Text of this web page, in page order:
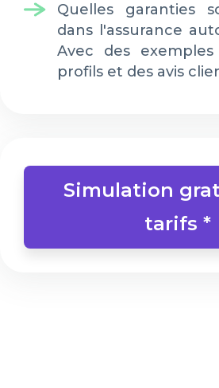
Quelles garanties
dans l'assurance
Avec des
profils et des avis
Simulation
tarifs *